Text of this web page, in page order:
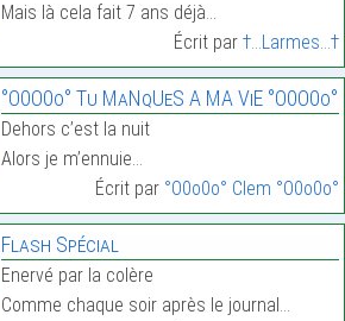
Mais là cela fait 7 ans déjà…
Écrit par †...Larmes...†
°O0O0o° Tu MaNqUeS A MA ViE °O0O0o°
Dehors c’est la nuit
Alors je m’ennuie…
Écrit par °O0o0o° Clem °O0o0o°
Flash Spécial
Enervé par la colère
Comme chaque soir après le journal…